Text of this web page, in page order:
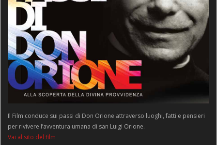
Il Film conduce sui passi di Don Orione attraverso luoghi, fatti e pensieri
per rivivere l’avventura umana di san Luigi Orione.
Vai al sito del film